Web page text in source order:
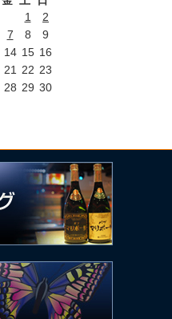
1
2
7 8
9
14 15 16
21 22 23
28 29 30